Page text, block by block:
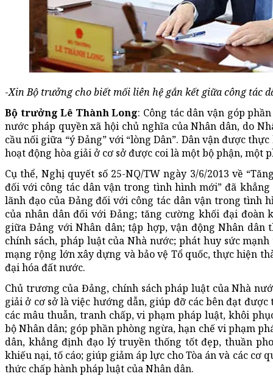
-Xin Bộ trưởng cho biết mối liên hệ gắn kết giữa công tác
Bộ trưởng Lê Thành Long: Công tác dân vận góp
nước pháp quyền xã hội chủ nghĩa của Nhân dân, do
cầu nối giữa “ý Đảng” với “lòng Dân”. Dân vận được
hoạt động hòa giải ở cơ sở được coi là một bộ phận, một
Cụ thể, Nghị quyết số 25-NQ/TW ngày 3/6/2013 về
đối với công tác dân vận trong tình hình mới” đã
lãnh đạo của Đảng đối với công tác dân vận trong tình
của nhân dân đối với Đảng; tăng cường khối đại đoàn
giữa Đảng với Nhân dân; tập hợp, vận động Nhân
chính sách, pháp luật của Nhà nước; phát huy sức
mạng rộng lớn xây dựng và bảo vệ Tổ quốc, thực hiện
đại hóa đất nước.
Chủ trương của Đảng, chính sách pháp luật của Nhà
giải ở cơ sở là việc hướng dẫn, giúp đỡ các bên đạt
các mâu thuẫn, tranh chấp, vi phạm pháp luật, khôi
bộ Nhân dân; góp phần phòng ngừa, hạn chế vi phạm
dân, khẳng định đạo lý truyền thống tốt đẹp, thuần
khiếu nại, tố cáo; giúp giảm áp lực cho Tòa án và các cơ
thức chấp hành pháp luật của Nhân dân.